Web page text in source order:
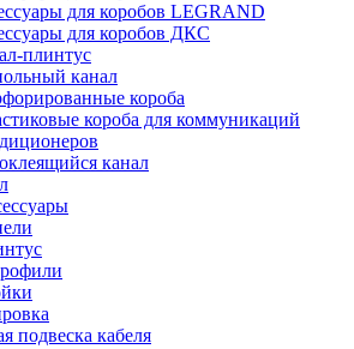
для коробов LEGRAND
для коробов ДКС
плинтус
канал
короба
короба для коммуникаций
канал
подвеска кабеля